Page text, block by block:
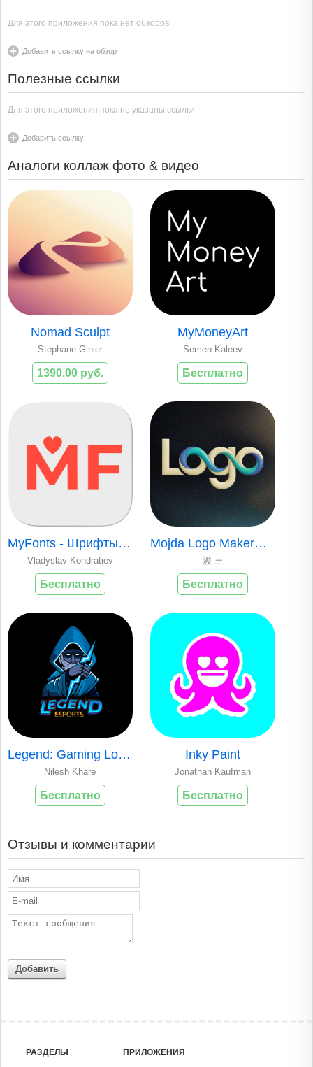
Для этого приложения пока нет обзоров
Добавить ссылку на обзор
Полезные ссылки
Для этого приложения пока не указаны ссылки
Добавить ссылку
Аналоги коллаж фото & видео
Nomad Sculpt
Stephane Ginier
1390.00 руб.
MyMoneyArt
Semen Kaleev
Бесплатно
MyFonts - Шрифты | Стикеры
Vladyslav Kondratiev
Бесплатно
Mojda Logo Maker：Logo Design
浚 王
Бесплатно
Legend: Gaming Logo Maker
Nilesh Khare
Бесплатно
Inky Paint
Jonathan Kaufman
Бесплатно
Отзывы и комментарии
Добавить
РАЗДЕЛЫ ПРИЛОЖЕНИЯ